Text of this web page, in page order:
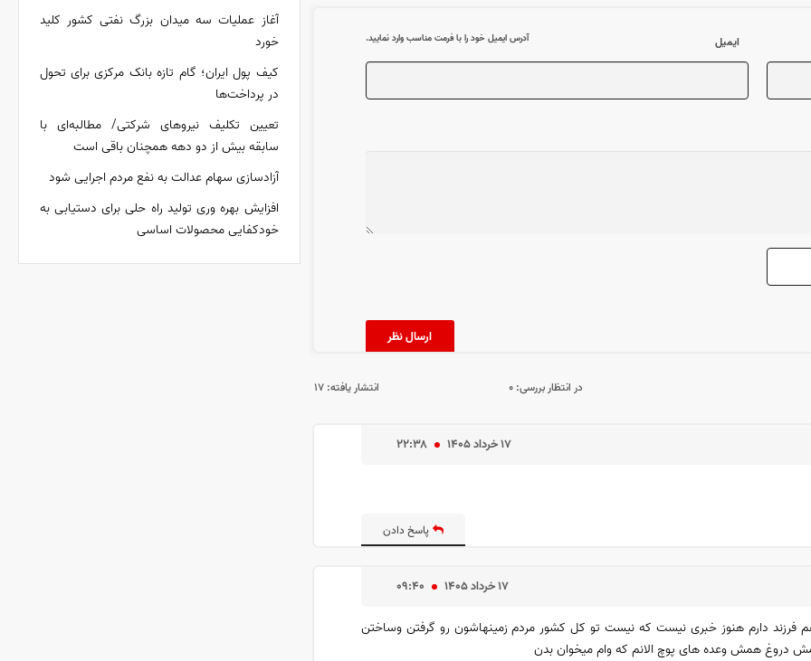
ایمیل آدرس ایمیل خود را با فرمت مناسب وارد نمایید.
انتشار یافته:۱۷ در انتظار بررسی:۰
۲۲:۳۸ ۱۷ خرداد ۱۴۰۵
پاسخ دادن
۰۹:۴۰ ۱۷ خرداد ۱۴۰۵
جوانی سه تا هم فرزند دارم هنوز خبری نیست که نیست تو کل کشور مردم زمینهاشون رو گرفتن وساختن
همش دروغ همش وعده های پوچ الانم که وام میخوان بدن
آغاز عملیات سه میدان بزرگ نفتی کشور کلید
خورد
کیف پول ایران؛ گام تازه بانک مرکزی برای تحول
در پرداخت‌ها
تعیین تکلیف نیروهای شرکتی/ مطالبه‌ای با
سابقه بیش از دو دهه همچنان باقی است
آزادسازی سهام عدالت به نفع مردم اجرایی شود
افزایش بهره وری تولید راه حلی برای دستیابی به
خودکفایی محصولات اساسی